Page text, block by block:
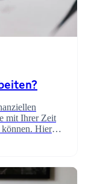
mit Ihrer Zeit
können. Hier